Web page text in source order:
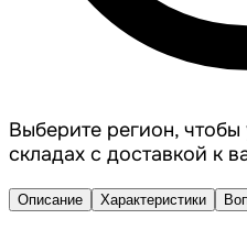
Выберите регион, чтобы
складах с доставкой к
Описание Характеристики